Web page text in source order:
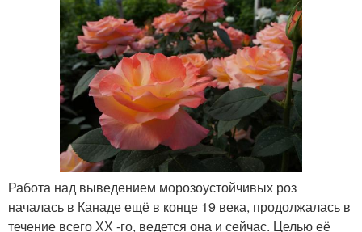
Работа над выведением морозоустойчивых роз
началась в Канаде ещё в конце 19 века, продолжалась в
течение всего ХХ -го, ведется она и сейчас. Целью её